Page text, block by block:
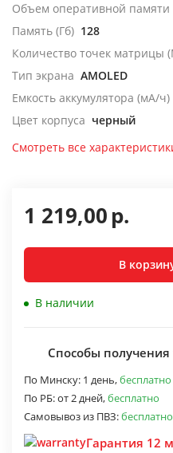
Объем оперативной
Память (Гб) 128
Количество точек матрицы
Тип экрана AMOLED
Емкость аккумулятора (мА/ч)
Цвет корпуса черный
Смотреть все
1 219,00р.
В
В наличии
Способы получения
По Минску: 1 день,бесплатно
По РБ:от 2 дней,бесплатно
Самовывоз из ПВЗ:бесплатно
Гарантия 12